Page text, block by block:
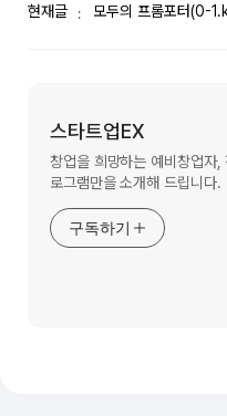
현재글 모두의 프롬포터(0-
스타트업EX
창업을 희망하는 예비창업자
로그램만을 소개해 드립니다.
구독하기